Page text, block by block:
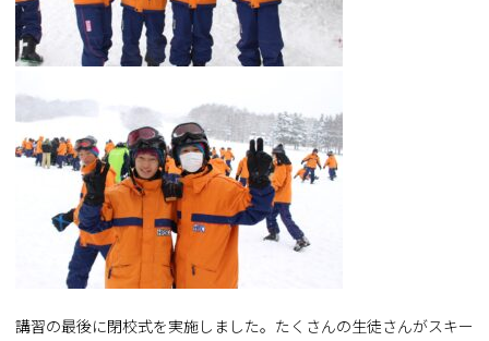
講習の最後に閉校式を実施しました。たくさんの生徒さんがスキー